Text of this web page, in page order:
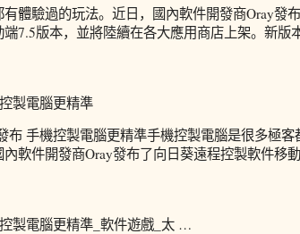
體驗過的玩法。近日，國內軟件開發商Oray發布
7.5版本，並將陸續在各大應用商店上架。新版
製電腦更精準
布 手機控製電腦更精準手機控製電腦是很多極客
軟件開發商Oray發布了向日葵遠程控製軟件移動
製電腦更精準_軟件遊戲_太 …